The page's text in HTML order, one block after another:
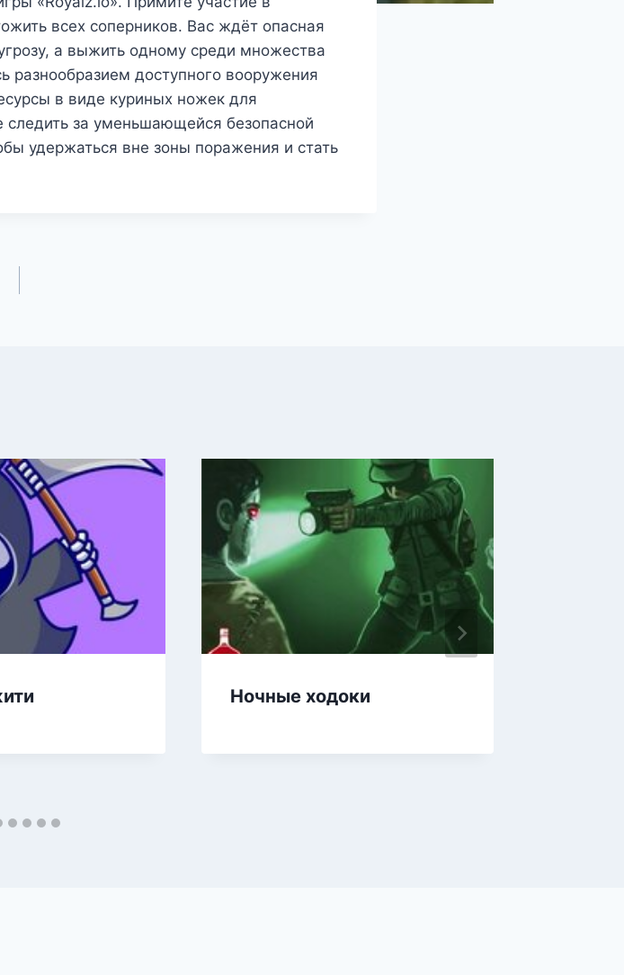
всех соперников. Вас ждёт опасная
а выжить одному среди множества
разнообразием доступного вооружения
в виде куриных ножек для
следить за уменьшающейся безопасной
удержаться вне зоны поражения и стать
Ночные ходоки